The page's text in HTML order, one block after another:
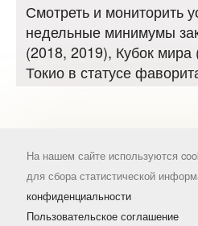
Смотреть и мониторить
недельные минимумы
(2018, 2019), Кубок
Токио в статусе
На нашем сайте используются
для сбора статистической
конфиденциальности
Пользовательское соглашение